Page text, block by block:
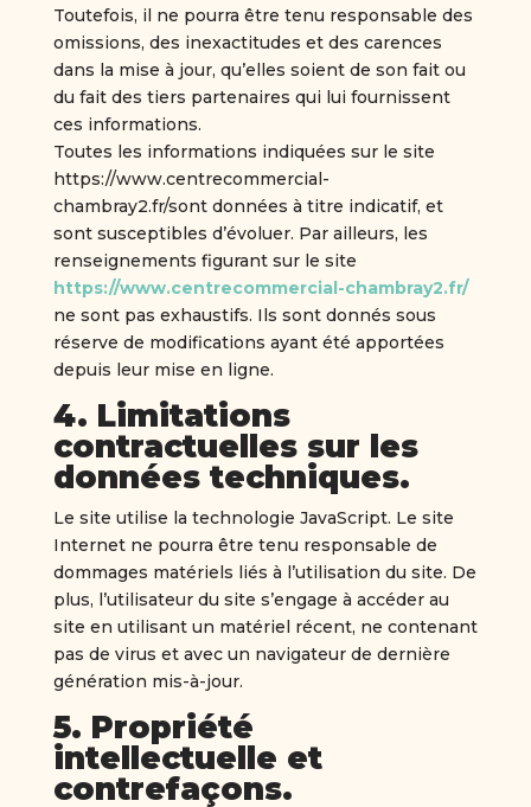
Toutefois, il ne pourra être tenu responsable des
omissions, des inexactitudes et des carences
dans la mise à jour, qu’elles soient de son fait ou
du fait des tiers partenaires qui lui fournissent
ces informations.
Toutes les informations indiquées sur le site
https://www.centrecommercial-
chambray2.fr/sont données à titre indicatif, et
sont susceptibles d’évoluer. Par ailleurs, les
renseignements figurant sur le site
https://www.centrecommercial-chambray2.fr/
ne sont pas exhaustifs. Ils sont donnés sous
réserve de modifications ayant été apportées
depuis leur mise en ligne.
4. Limitations
contractuelles sur les
données techniques.
Le site utilise la technologie JavaScript. Le site
Internet ne pourra être tenu responsable de
dommages matériels liés à l’utilisation du site. De
plus, l’utilisateur du site s’engage à accéder au
site en utilisant un matériel récent, ne contenant
pas de virus et avec un navigateur de dernière
génération mis-à-jour.
5. Propriété
intellectuelle et
contrefaçons.